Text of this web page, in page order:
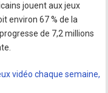
jouent aux jeux
environ 67 % de la
de 7,2 millions